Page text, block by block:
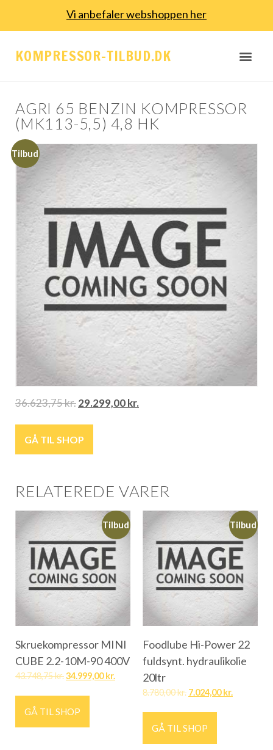
Vi anbefaler webshoppen her
KOMPRESSOR-TILBUD.DK
AGRI 65 BENZIN KOMPRESSOR
(MK113-5,5) 4,8 HK
Tilbud
36.623,75kr.29.299,00kr.
GÅ TIL SHOP
RELATEREDE VARER
Tilbud
Skruekompressor MINI
CUBE 2.2-10M-90 400V
43.748,75kr.34.999,00kr.
GÅ TIL SHOP
Tilbud
Foodlube Hi-Power 22
fuldsynt. hydraulikolie
20ltr
8.780,00kr. 7.024,00kr.
GÅ TIL SHOP